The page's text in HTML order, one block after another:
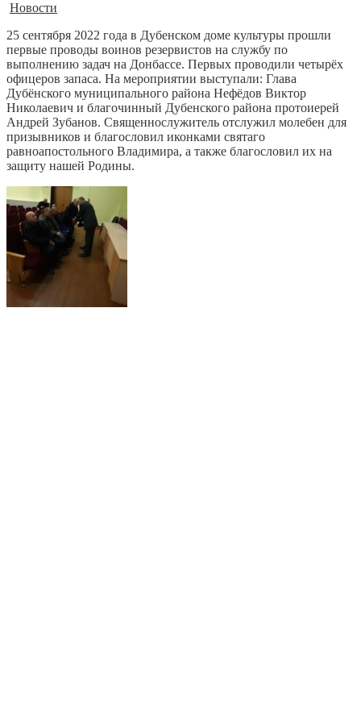
Новости
25 сентября 2022 года в Дубенском доме культуры прошли
первые проводы воинов резервистов на службу по
выполнению задач на Донбассе. Первых проводили четырёх
офицеров запаса. На мероприятии выступали: Глава
Дубёнского муниципального района Нефёдов Виктор
Николаевич и благочинный Дубенского района протоиерей
Андрей Зубанов. Священнослужитель отслужил молебен для
призывников и благословил иконками святаго
равноапостольного Владимира, а также благословил их на
защиту нашей Родины.